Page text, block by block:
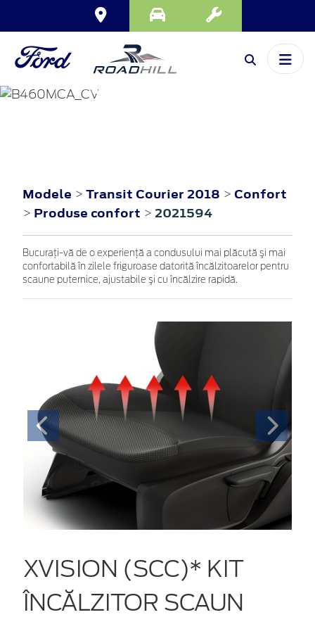
TRANSIT COURIER
Modele > Transit Courier 2018 > Confort
> Produse confort > 2021594
Bucuraţi-vă de o experienţă a condusului mai plăcută şi mai
confortabilă în zilele friguroase datorită încălzitoarelor pentru
scaune puternice, ajustabile şi cu încălzire rapidă.
XVISION (SCC)* KIT
ÎNCĂLZITOR SCAUN